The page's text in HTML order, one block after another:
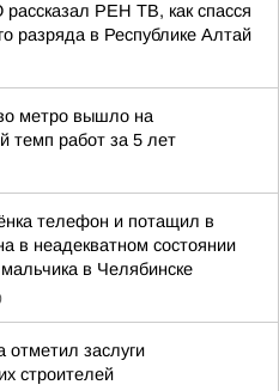
РЕН ТВ, как спасся
разряда в Республике Алтай
метро вышло на
темп работ за 5 лет
телефон и потащил в
в неадекватном состоянии
в Челябинске
отметил заслуги
строителей